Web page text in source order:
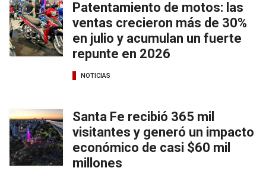
Patentamiento de motos: las
ventas crecieron más de 30%
en julio y acumulan un fuerte
repunte en 2026
NOTICIAS
Santa Fe recibió 365 mil
visitantes y generó un impacto
económico de casi $60 mil
millones